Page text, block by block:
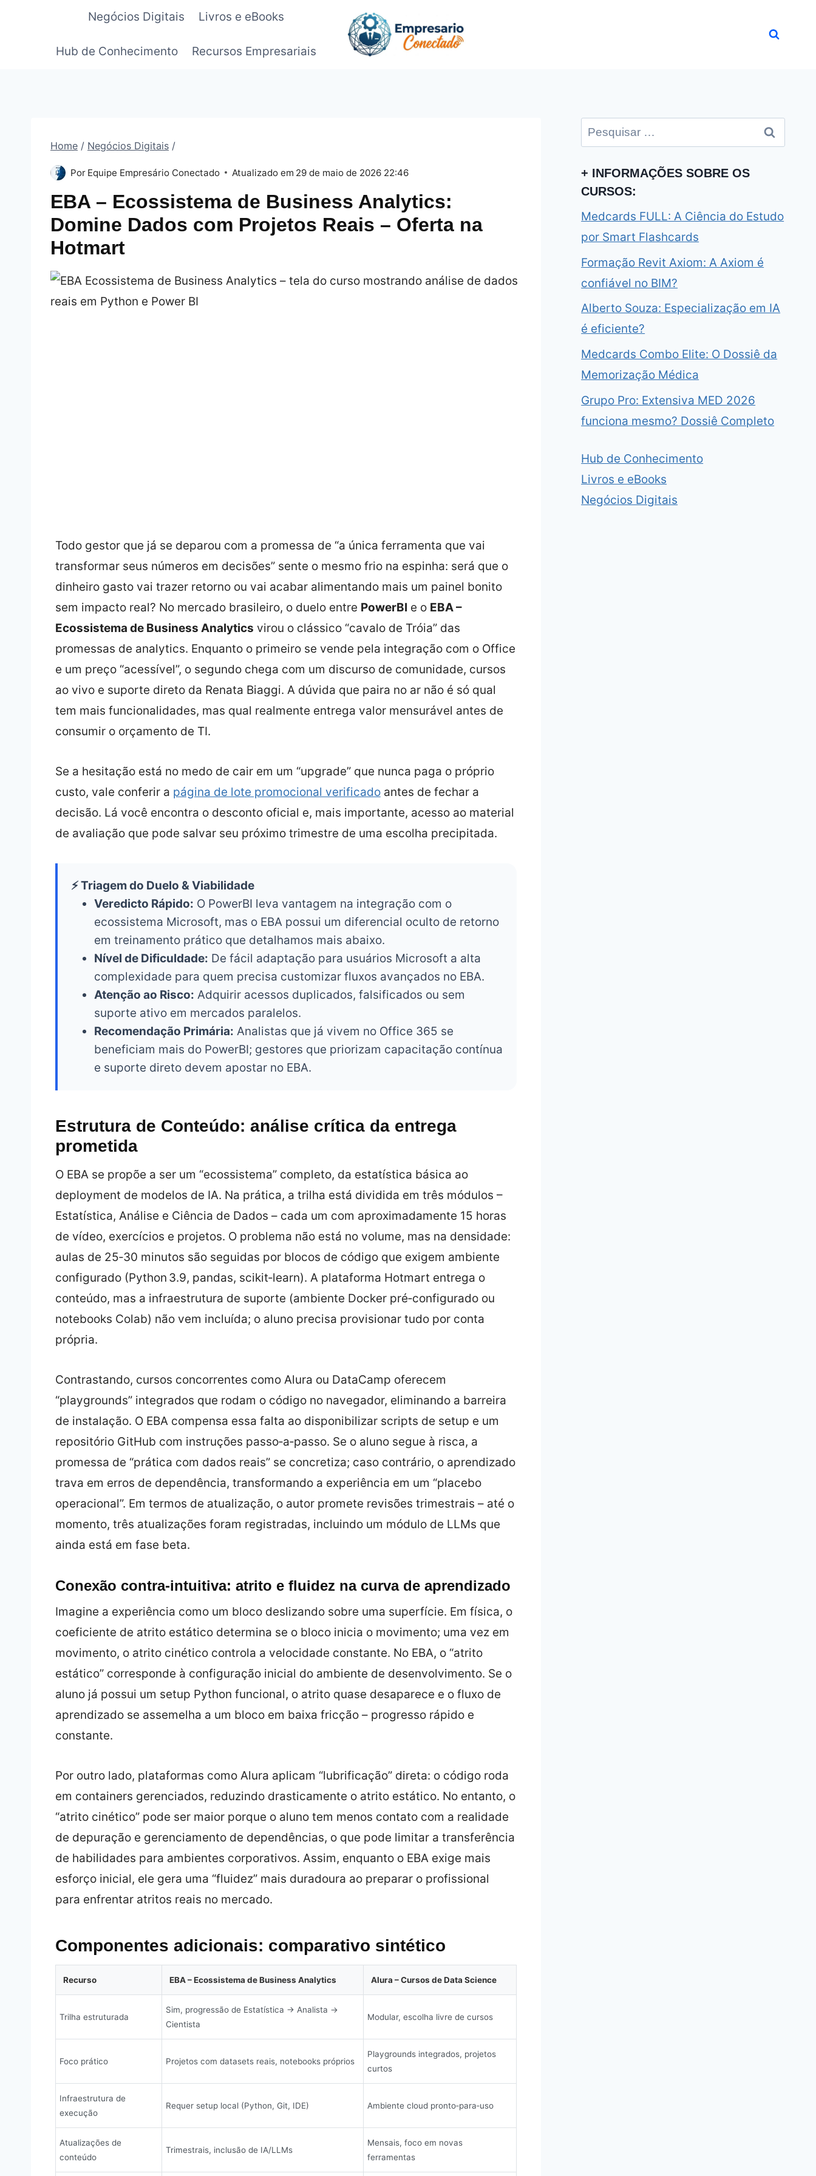
Negócios Digitais Livros e eBooks
Hub de Conhecimento Recursos Empresariais
Home / Negócios Digitais /
Por Equipe Empresário Conectado Atualizado em 29 de maio de 2026 22:46
EBA – Ecossistema de Business Analytics:
Domine Dados com Projetos Reais – Oferta na
Hotmart
Todo gestor que já se deparou com a promessa de “a única ferramenta que vai
transformar seus números em decisões” sente o mesmo frio na espinha: será que o
dinheiro gasto vai trazer retorno ou vai acabar alimentando mais um painel bonito
sem impacto real? No mercado brasileiro, o duelo entre PowerBIe o EBA –
Ecossistema de Business Analytics virou o clássico “cavalo de Tróia” das
promessas de analytics. Enquanto o primeiro se vende pela integração com o Office
e um preço “acessível”, o segundo chega com um discurso de comunidade, cursos
ao vivo e suporte direto da Renata Biaggi. A dúvida que paira no ar não é só qual
tem mais funcionalidades, mas qual realmente entrega valor mensurável antes de
consumir o orçamento de TI.
Se a hesitação está no medo de cair em um “upgrade” que nunca paga o próprio
custo, vale conferir a página de lote promocional verificadoantes de fechar a
decisão. Lá você encontra o desconto oficial e, mais importante, acesso ao material
de avaliação que pode salvar seu próximo trimestre de uma escolha precipitada.
⚡ Triagem do Duelo & Viabilidade
Veredicto Rápido: O PowerBI leva vantagem na integração com o
ecossistema Microsoft, mas o EBA possui um diferencial oculto de retorno
em treinamento prático que detalhamos mais abaixo.
Nível de Dificuldade: De fácil adaptação para usuários Microsoft a alta
complexidade para quem precisa customizar fluxos avançados no EBA.
Atenção ao Risco: Adquirir acessos duplicados, falsificados ou sem
suporte ativo em mercados paralelos.
Recomendação Primária: Analistas que já vivem no Office 365 se
beneficiam mais do PowerBI; gestores que priorizam capacitação contínua
e suporte direto devem apostar no EBA.
Estrutura de Conteúdo: análise crítica da entrega
prometida
O EBA se propõe a ser um “ecossistema” completo, da estatística básica ao
deployment de modelos de IA. Na prática, a trilha está dividida em três módulos –
Estatística, Análise e Ciência de Dados – cada um com aproximadamente 15 horas
de vídeo, exercícios e projetos. O problema não está no volume, mas na densidade:
aulas de 25‑30 minutos são seguidas por blocos de código que exigem ambiente
configurado (Python 3.9, pandas, scikit‑learn). A plataforma Hotmart entrega o
conteúdo, mas a infraestrutura de suporte (ambiente Docker pré‑configurado ou
notebooks Colab) não vem incluída; o aluno precisa provisionar tudo por conta
própria.
Contrastando, cursos concorrentes como Alura ou DataCamp oferecem
“playgrounds” integrados que rodam o código no navegador, eliminando a barreira
de instalação. O EBA compensa essa falta ao disponibilizar scripts de setup e um
repositório GitHub com instruções passo‑a‑passo. Se o aluno segue à risca, a
promessa de “prática com dados reais” se concretiza; caso contrário, o aprendizado
trava em erros de dependência, transformando a experiência em um “placebo
operacional”. Em termos de atualização, o autor promete revisões trimestrais – até o
momento, três atualizações foram registradas, incluindo um módulo de LLMs que
ainda está em fase beta.
Conexão contra‑intuitiva: atrito e fluidez na curva de aprendizado
Imagine a experiência como um bloco deslizando sobre uma superfície. Em física, o
coeficiente de atrito estático determina se o bloco inicia o movimento; uma vez em
movimento, o atrito cinético controla a velocidade constante. No EBA, o “atrito
estático” corresponde à configuração inicial do ambiente de desenvolvimento. Se o
aluno já possui um setup Python funcional, o atrito quase desaparece e o fluxo de
aprendizado se assemelha a um bloco em baixa fricção – progresso rápido e
constante.
Por outro lado, plataformas como Alura aplicam “lubrificação” direta: o código roda
em containers gerenciados, reduzindo drasticamente o atrito estático. No entanto, o
“atrito cinético” pode ser maior porque o aluno tem menos contato com a realidade
de depuração e gerenciamento de dependências, o que pode limitar a transferência
de habilidades para ambientes corporativos. Assim, enquanto o EBA exige mais
esforço inicial, ele gera uma “fluidez” mais duradoura ao preparar o profissional
para enfrentar atritos reais no mercado.
Componentes adicionais: comparativo sintético
Recurso EBA – Ecossistema de Business Analytics Alura – Cursos de Data Science
Trilha estruturada
Sim, progressão de Estatística → Analista →
Cientista
Modular, escolha livre de cursos
Foco prático Projetos com datasets reais, notebooks próprios
Playgrounds integrados, projetos
curtos
Infraestrutura de
execução
Requer setup local (Python, Git, IDE) Ambiente cloud pronto‑para‑uso
Atualizações de
conteúdo
Trimestrais, inclusão de IA/LLMs
Mensais, foco em novas
ferramentas
Pesquisar
por:
+ INFORMAÇÕES SOBRE OS
CURSOS:
Medcards FULL: A Ciência do Estudo
por Smart Flashcards
Formação Revit Axiom: A Axiom é
confiável no BIM?
Alberto Souza: Especialização em IA
é eficiente?
Medcards Combo Elite: O Dossiê da
Memorização Médica
Grupo Pro: Extensiva MED 2026
funciona mesmo? Dossiê Completo
Hub de Conhecimento
Livros e eBooks
Negócios Digitais